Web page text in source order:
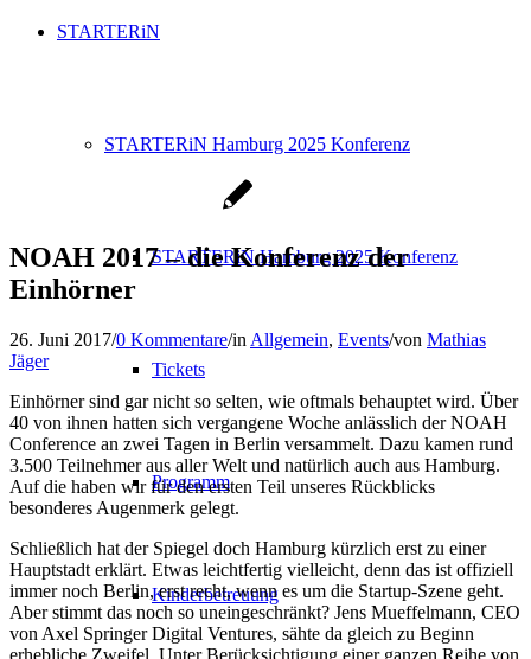
STARTERiN
STARTERiN Hamburg 2025 Konferenz
STARTERiN Hamburg 2025 Konferenz
Tickets
Programm
Kinderbetreuung
NOAH 2017 – die Konferenz der
Einhörner
26. Juni 2017/0 Kommentare/in Allgemein, Events/von Mathias
Jäger
Einhörner sind gar nicht so selten, wie oftmals behauptet wird. Über
40 von ihnen hatten sich vergangene Woche anlässlich der NOAH
Conference an zwei Tagen in Berlin versammelt. Dazu kamen rund
3.500 Teilnehmer aus aller Welt und natürlich auch aus Hamburg.
Auf die haben wir für den ersten Teil unseres Rückblicks
besonderes Augenmerk gelegt.
Schließlich hat der Spiegel doch Hamburg kürzlich erst zu einer
Hauptstadt erklärt. Etwas leichtfertig vielleicht, denn das ist offiziell
immer noch Berlin, erst recht, wenn es um die Startup-Szene geht.
Aber stimmt das noch so uneingeschränkt? Jens Mueffelmann, CEO
von Axel Springer Digital Ventures, sähte da gleich zu Beginn
erhebliche Zweifel. Unter Berücksichtigung einer ganzen Reihe von